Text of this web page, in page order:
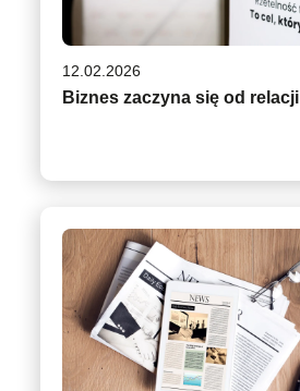
12.02.2026
Biznes zaczyna się od relacji